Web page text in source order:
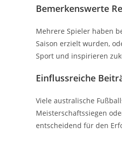
Bemerkenswerte
Mehrere Spieler haben
Saison erzielt wurden,
Sport und inspirieren
Einflussreiche
Viele australische
Meisterschaftssiegen
entscheidend für den